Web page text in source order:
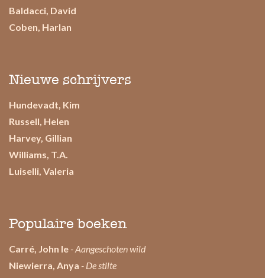
Baldacci, David
Coben, Harlan
Nieuwe schrijvers
Hundevadt, Kim
Russell, Helen
Harvey, Gillian
Williams, T.A.
Luiselli, Valeria
Populaire boeken
Carré, John le - Aangeschoten wild
Niewierra, Anya - De stilte